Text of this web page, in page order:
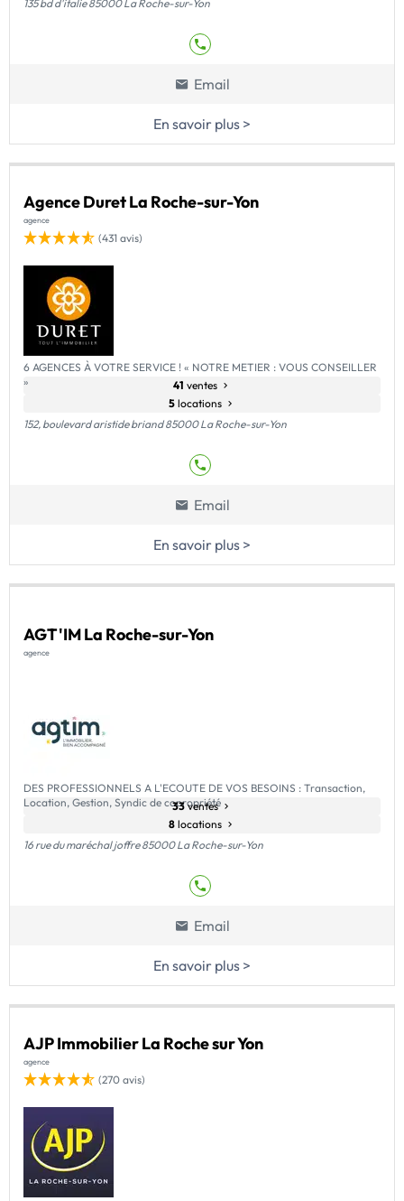
135 bd d'italie 85000 La Roche-sur-Yon
Email
En savoir plus >
Agence Duret La Roche-sur-Yon
agence
(431 avis)
6 AGENCES À VOTRE SERVICE ! « NOTRE METIER : VOUS CONSEILLER
»
41 ventes
5 locations
152, boulevard aristide briand 85000 La Roche-sur-Yon
Email
En savoir plus >
AGT'IM La Roche-sur-Yon
agence
DES PROFESSIONNELS A L'ECOUTE DE VOS BESOINS : Transaction,
Location, Gestion, Syndic de copropriété
33ventes
8 locations
16 rue du maréchal joffre 85000 La Roche-sur-Yon
Email
En savoir plus >
AJP Immobilier La Roche sur Yon
agence
(270 avis)